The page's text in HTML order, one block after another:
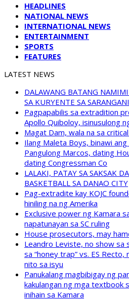
HEADLINES
NATIONAL NEWS
INTERNATIONAL NEWS
ENTERTAINMENT
SPORTS
FEATURES
LATEST NEWS
DALAWANG BATANG
SA KURYENTE SA SARANGANI
Pagpapabilis sa extradition
Apollo Quiboloy, isinusulong
Magat Dam, wala na sa
Ilang Maleta Boys, binawi
Pangulong Marcos, dating
dating Congressman Co
LALAKI, PATAY SA SAKSAK
BASKETBALL SA DANAO CITY
Pag-extradite kay KOJC
hiniling na ng Amerika
Exclusive power ng Kamara
napatunayan sa SC ruling
House prosecutors, may
Leandro Leviste, no show sa
sa “honey trap” vs. ES
nito sa isyu
Panukalang magbibigay ng
kakulangan ng mga textbook
inihain sa Kamara